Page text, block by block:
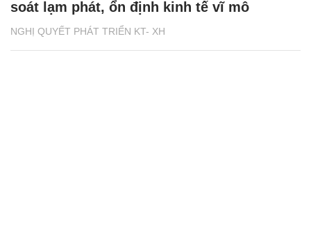
NGHỊ QUYẾT PHÁT TRIỂN KT- XH
soát lạm phát, ổn định kinh tế vĩ mô